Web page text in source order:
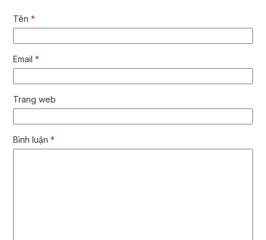
Tên*
Email*
Trang web
Bình luận*